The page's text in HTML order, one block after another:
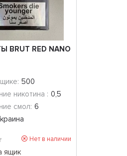
BRUT RED NANO
500
никотина : 0,5
смол: 6
Нет в наличии
ящик